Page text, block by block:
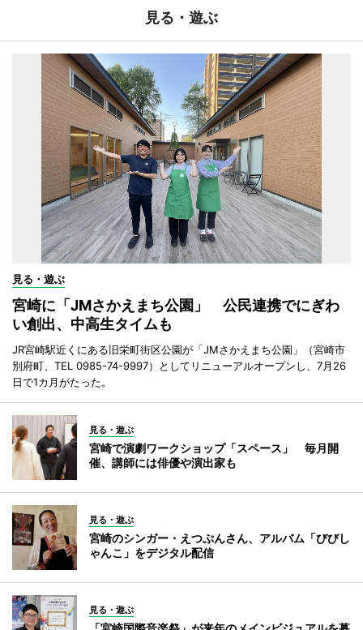
見る・遊ぶ
見る・遊ぶ
宮崎に「JMさかえまち公園」 公民連携でにぎわ
い創出、中高生タイムも
JR宮崎駅近くにある旧栄町街区公園が「JMさかえまち公園」（宮崎市
別府町、TEL 0985-74-9997）としてリニューアルオープンし、7月26
日で1カ月がたった。
見る・遊ぶ
宮崎で演劇ワークショップ「スペース」 毎月開
催、講師には俳優や演出家も
見る・遊ぶ
宮崎のシンガー・えつぷんさん、アルバム「びびし
ゃんこ」をデジタル配信
見る・遊ぶ